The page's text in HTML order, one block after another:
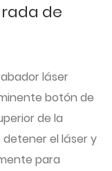
de
láser
botón de
de la
el láser y
para